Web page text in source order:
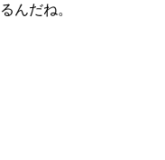
んだね。